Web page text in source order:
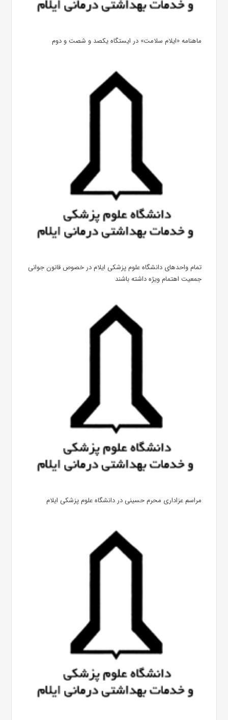
ماهنامه «ایلام سلامت» در ایستگاه یکصد و شصت و دوم
تمام واحدهای دانشگاه علوم پزشکی ایلام در خصوص قانون جوانی
جمعیت اهتمام ویژه داشته باشند
مراسم عزاداری محرم حسینی در دانشگاه علوم پزشکی ایلام